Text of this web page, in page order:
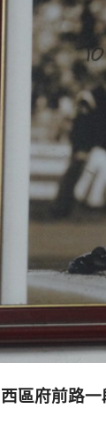
區府前路一